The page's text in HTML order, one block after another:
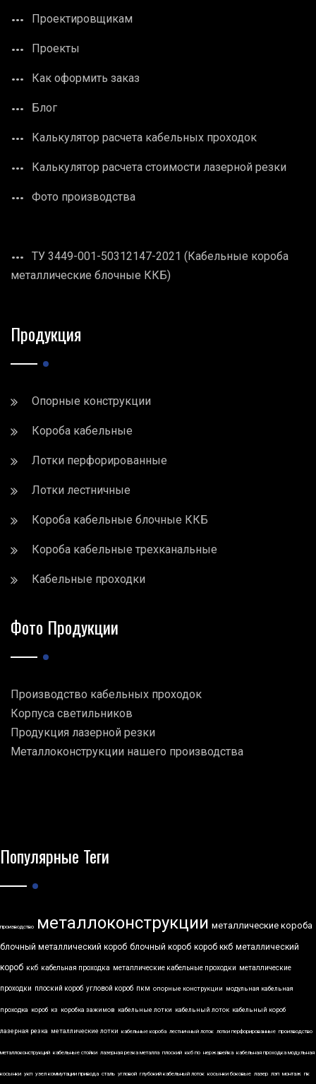
Проектировщикам
Проекты
Как оформить заказ
Блог
Калькулятор расчета кабельных проходок
Калькулятор расчета стоимости лазерной резки
Фото производства
ТУ 3449-001-50312147-2021 (Кабельные короба
металлические блочные ККБ)
Продукция
Опорные конструкции
Короба кабельные
Лотки перфорированные
Лотки лестничные
Короба кабельные блочные ККБ
Короба кабельные трехканальные
Кабельные проходки
Фото Продукции
Производство кабельных проходок
Корпуса светильников
Продукция лазерной резки
Металлоконструкции нашего производства
Популярные Теги
производство металлоконструкции металлические короба
блочный металлический короб блочный короб короб ккб металлический
короб ккб кабельная проходка металлические кабельные проходки металлические
проходки плоский короб угловой короб пкм опорные конструкции модульная кабельная
проходка короб кз коробка зажимов кабельные лотки кабельный лоток кабельный короб
лазерная резка металлические лотки кабельные короба лестничный лоток лотки перфорированные производство
металлоконструкций кабельные стойки лазерная резка металла плоский ккб по нержавейка кабельная проходка модульная
косынки укп узел коммутации привода сталь угловой глубокий кабельный лоток косынки боковые лазер лэп монтаж пк